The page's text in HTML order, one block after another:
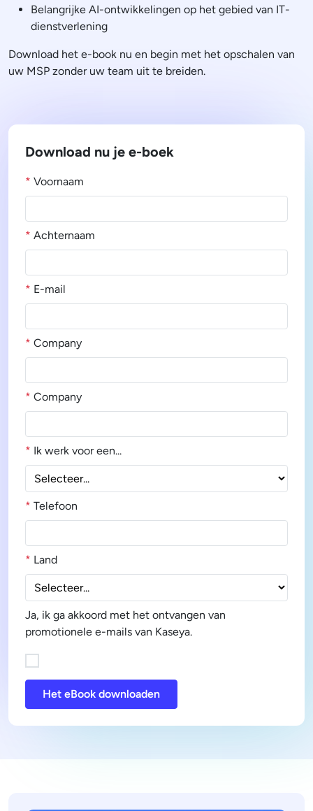
Belangrijke AI-ontwikkelingen op het gebied van IT-
dienstverlening
Download het e-book nu en begin met het opschalen van
uw MSP zonder uw team uit te breiden.
Download nu je e-boek
* Voornaam
* Achternaam
* E-mail
* Company
* Company
* Ik werk voor een...
* Telefoon
* Land
Ja, ik ga akkoord met het ontvangen van
promotionele e-mails van Kaseya.
Het eBook downloaden